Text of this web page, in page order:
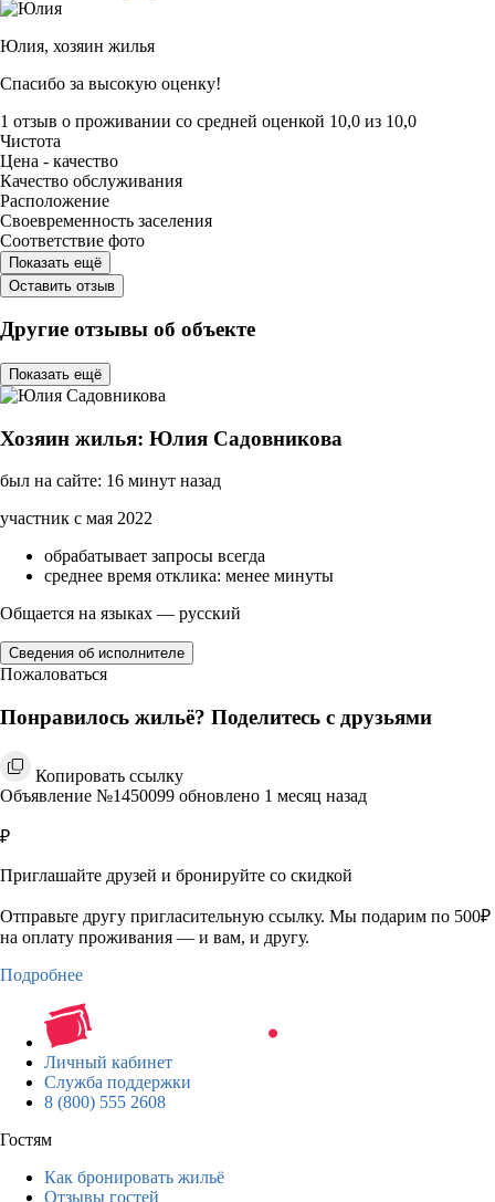
Юлия, хозяин жилья
Спасибо за высокую оценку!
1 отзыв о проживании со средней оценкой 10,0 из 10,0
Чистота
Цена - качество
Качество обслуживания
Расположение
Своевременность заселения
Соответствие фото
Показать ещё
Оставить отзыв
Другие отзывы об объекте
Показать ещё
Хозяин жилья: Юлия Садовникова
был на сайте: 16 минут назад
участник с мая 2022
обрабатывает запросы всегда
среднее время отклика: менее минуты
Общается на языках — русский
Сведения об исполнителе
Пожаловаться
Понравилось жильё? Поделитесь с друзьями
Копировать ссылку
Объявление №1450099 обновлено 1 месяц назад
₽
Приглашайте друзей и бронируйте со скидкой
Отправьте другу пригласительную ссылку. Мы подарим по 500₽
на оплату проживания — и вам, и другу.
Подробнее
Личный кабинет
Служба поддержки
8 (800) 555 2608
Гостям
Как бронировать жильё
Отзывы гостей